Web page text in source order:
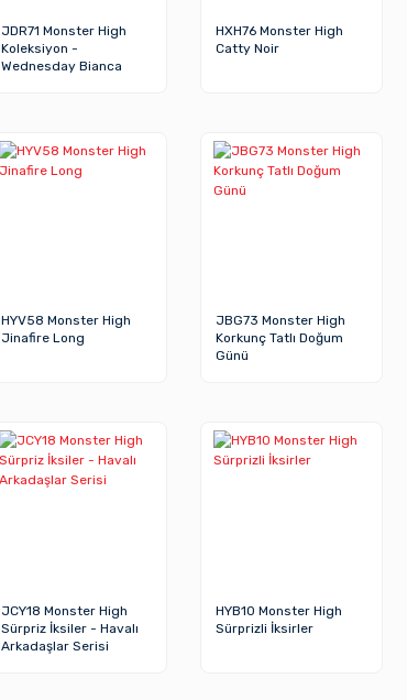
JDR71 Monster High
Koleksiyon -
Wednesday Bianca
HXH76 Monster High
Catty Noir
HYV58 Monster High
Jinafire Long
JBG73 Monster High
Korkunç Tatlı Doğum
Günü
JCY18 Monster High
Sürpriz İksiler - Havalı
Arkadaşlar Serisi
HYB10 Monster High
Sürprizli İksirler